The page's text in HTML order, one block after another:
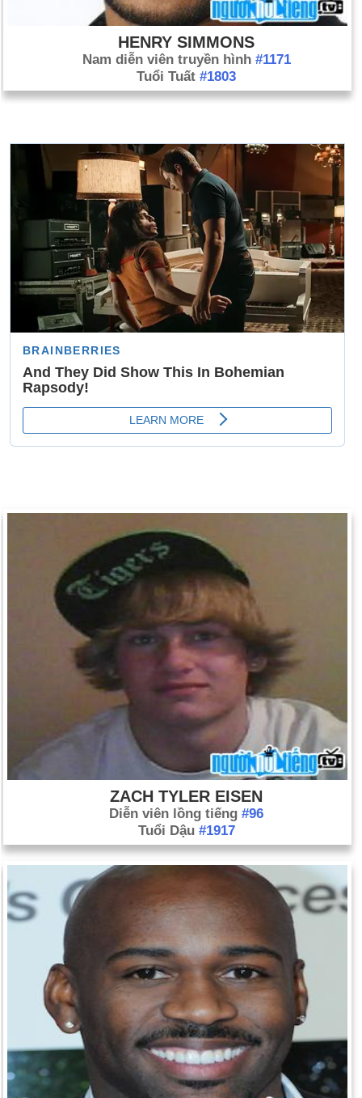
HENRY SIMMONS
Nam diễn viên truyền hình #1171
Tuổi Tuất #1803
ZACH TYLER EISEN
Diễn viên lồng tiếng #96
Tuổi Dậu #1917